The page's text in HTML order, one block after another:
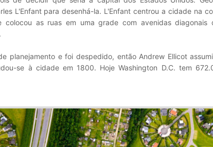
L'Enfant para desenhá-la. L'Enfant centrou a cidade na
as ruas em uma grade com avenidas diagonais
planejamento e foi despedido, então Andrew Ellicot
se à cidade em 1800. Hoje Washington D.C. tem